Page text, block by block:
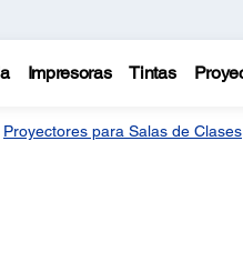
Impresoras Tintas
Proyectores para Salas de Clases